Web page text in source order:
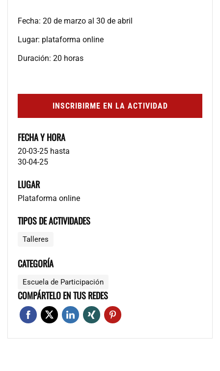
Fecha: 20 de marzo al 30 de abril
Lugar: plataforma online
Duración: 20 horas
INSCRIBIRME EN LA ACTIVIDAD
FECHA Y HORA
20-03-25 hasta
30-04-25
LUGAR
Plataforma online
TIPOS DE ACTIVIDADES
Talleres
CATEGORÍA
Escuela de Participación
COMPÁRTELO EN TUS REDES